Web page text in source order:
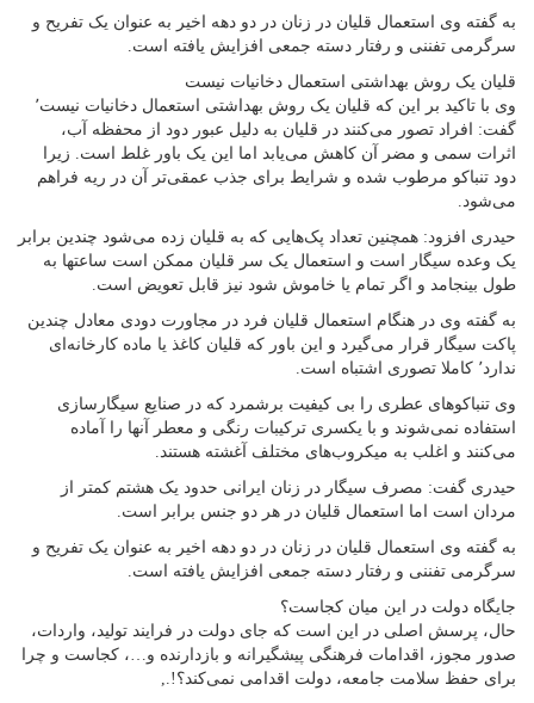
به گفته وی استعمال قلیان در زنان در دو دهه اخیر به عنوان یک تفریح و
سرگرمی تفننی و رفتار دسته جمعی افزایش یافته است.
قلیان یک روش بهداشتی استعمال دخانیات نیست
وی با تاکید بر این که قلیان یک روش بهداشتی استعمال دخانیات نیست٬
گفت: افراد تصور می‌کنند در قلیان به دلیل عبور دود از محفظه آب،
اثرات سمی و مضر آن کاهش می‌یابد اما این یک باور غلط است. زیرا
دود تنباکو مرطوب شده و شرایط برای جذب عمقی‌تر آن در ریه فراهم
می‌شود.
حیدری افزود: همچنین تعداد پک‌هایی که به قلیان زده می‌شود چندین برابر
یک وعده سیگار است و استعمال یک سر قلیان ممکن است ساعتها به
طول بینجامد و اگر تمام یا خاموش شود نیز قابل تعویض است.
به گفته وی در هنگام استعمال قلیان فرد در مجاورت دودی معادل چندین
پاکت سیگار قرار می‌گیرد و این باور که قلیان کاغذ یا ماده کارخانه‌ای
ندارد٬ کاملا تصوری اشتباه است.
وی تنباکوهای عطری را بی کیفیت برشمرد که در صنایع سیگارسازی
استفاده نمی‌شوند و با یکسری ترکیبات رنگی و معطر آنها را آماده
می‌کنند و اغلب به میکروب‌های مختلف آغشته هستند.
حیدری گفت: مصرف سیگار در زنان ایرانی حدود یک هشتم کمتر از
مردان است اما استعمال قلیان در هر دو جنس برابر است.
به گفته وی استعمال قلیان در زنان در دو دهه اخیر به عنوان یک تفریح و
سرگرمی تفننی و رفتار دسته جمعی افزایش یافته است.
جایگاه دولت در این میان کجاست؟
حال، پرسش اصلی در این است که جای دولت در فرایند تولید، واردات،
صدور مجوز، اقدامات فرهنگی پیشگیرانه و بازدارنده و…، کجاست و چرا
برای حفظ سلامت جامعه، دولت اقدامی نمی‌کند؟!.,